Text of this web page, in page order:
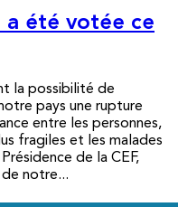
a été votée ce
la possibilité de
pays une rupture
entre les personnes,
fragiles et les malades
de la CEF,
notre...